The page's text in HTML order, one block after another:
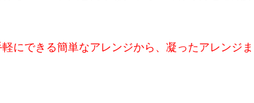
にできる簡単なアレンジから、凝ったアレンジま